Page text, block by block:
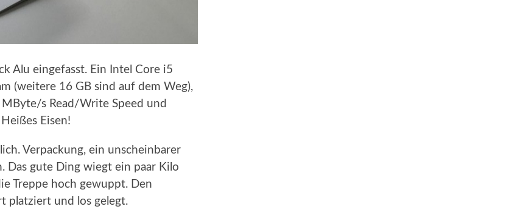
Alu eingefasst. Ein Intel Core i5
(weitere 16 GB sind auf dem Weg),
s Read/Write Speed und
Eisen!
Verpackung, ein unscheinbarer
Das gute Ding wiegt ein paar Kilo
Treppe hoch gewuppt. Den
platziert und los gelegt.